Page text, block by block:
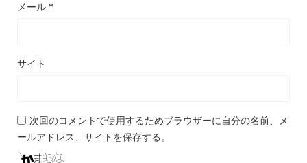
メール *
サイト
次回のコメントで使用するためブラウザーに自分の名前、メ
ールアドレス、サイトを保存する。